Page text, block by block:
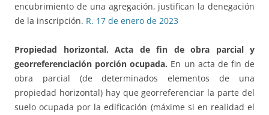
encubrimiento de una agregación, justifican la denegación
de la inscripción. R. 17 de enero de 2023
Propiedad horizontal. Acta de fin de obra parcial y
georreferenciación porción ocupada. En un acta de fin de
obra parcial (de determinados elementos de una
propiedad horizontal) hay que georreferenciar la parte del
suelo ocupada por la edificación (máxime si en realidad el